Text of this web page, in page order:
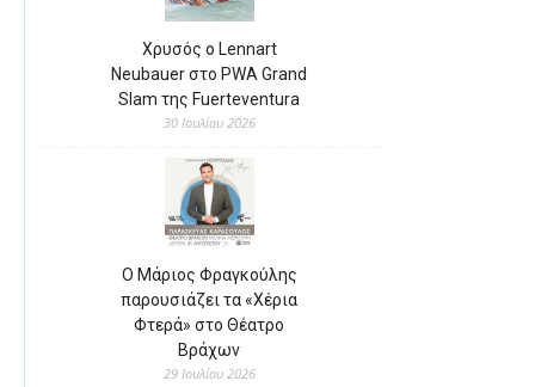
Χρυσός ο Lennart
Neubauer στο PWA Grand
Slam της Fuerteventura
30 Ιουλίου 2026
Ο Μάριος Φραγκούλης
παρουσιάζει τα «Χέρια
Φτερά» στο Θέατρο
Βράχων
29 Ιουλίου 2026